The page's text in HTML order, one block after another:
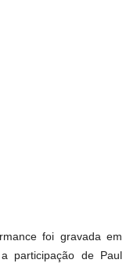
foi gravada em
participação de Paul